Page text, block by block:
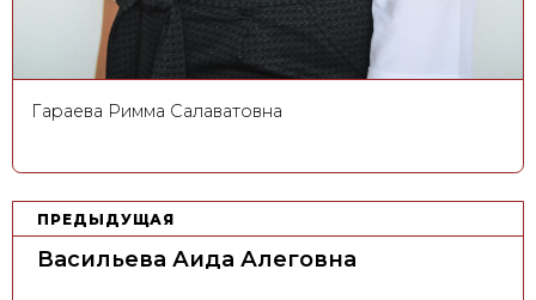
Гараева Римма Салаватовна
НПРЕДЫДУЩАЯ
Васильева Аида Алеговна